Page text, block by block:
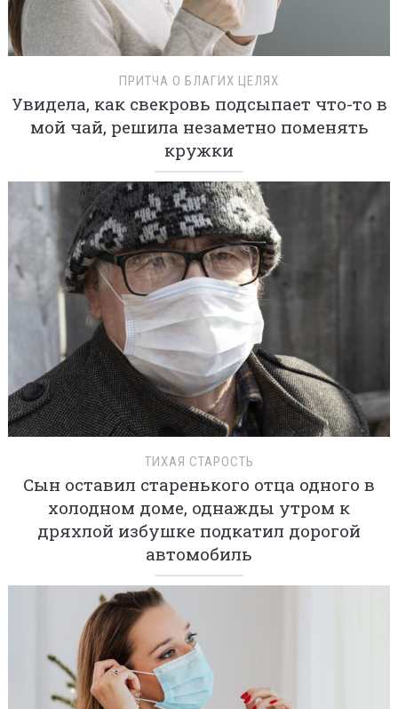
ПРИТЧА О БЛАГИХ ЦЕЛЯХ
Увидела, как свекровь подсыпает что-то в
мой чай, решила незаметно поменять
кружки
ТИХАЯ СТАРОСТЬ
Сын оставил старенького отца одного в
холодном доме, однажды утром к
дряхлой избушке подкатил дорогой
автомобиль